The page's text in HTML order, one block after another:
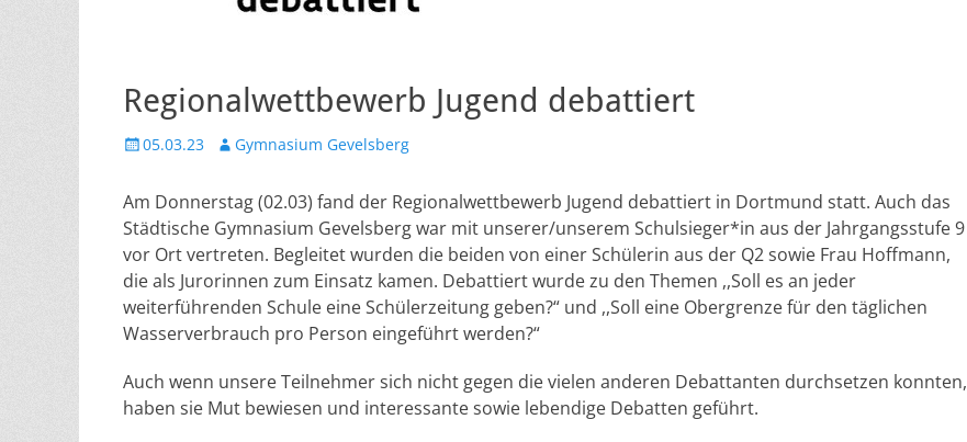
Regionalwettbewerb Jugend debattiert
Veröffentlicht
05.03.23 AutorGymnasium Gevelsberg
Am Donnerstag (02.03) fand der Regionalwettbewerb Jugend debattiert in Dortmund statt. Auch das
Städtische Gymnasium Gevelsberg war mit unserer/unserem Schulsieger*in aus der Jahrgangsstufe 9
vor Ort vertreten. Begleitet wurden die beiden von einer Schülerin aus der Q2 sowie Frau Hoffmann,
die als Jurorinnen zum Einsatz kamen. Debattiert wurde zu den Themen ,,Soll es an jeder
weiterführenden Schule eine Schülerzeitung geben?“ und ,,Soll eine Obergrenze für den täglichen
Wasserverbrauch pro Person eingeführt werden?“
Auch wenn unsere Teilnehmer sich nicht gegen die vielen anderen Debattanten durchsetzen konnten,
haben sie Mut bewiesen und interessante sowie lebendige Debatten geführt.